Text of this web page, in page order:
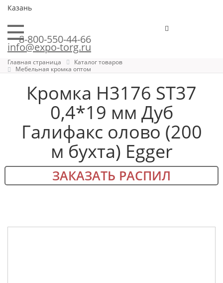
Казань
8-800-550-44-66
info@expo-torg.ru
Главная страница
Каталог товаров
Мебельная кромка оптом
Кромка H3176 ST37
0,4*19 мм Дуб
Галифакс олово (200
м бухта) Egger
ЗАКАЗАТЬ РАСПИЛ